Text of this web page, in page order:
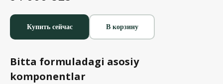
Купить сейчас В корзину
Bitta formuladagi asosiy
komponentlar